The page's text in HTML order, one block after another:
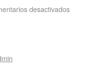
desactivados